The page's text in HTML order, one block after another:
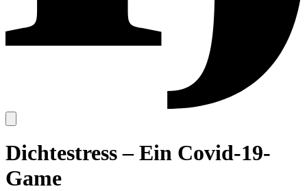
Dichtestress – Ein Covid-19-
Game